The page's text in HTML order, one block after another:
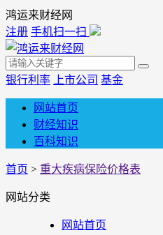
鸿运来财经网
注册 手机扫一扫
银行利率 上市公司 基金
网站首页
财经知识
百科知识
首页 > 重大疾病保险价格表
网站分类
网站首页